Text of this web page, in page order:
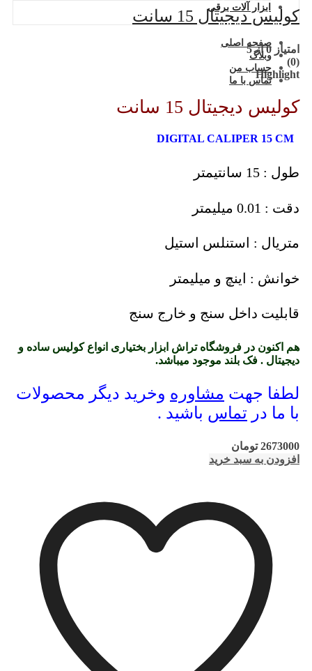
ابزار آلات برقی
صفحه اصلی
وبلاگ
حساب من
تماس با ما
کولیس دیجیتال 15 سانت
امتیاز 0از 5
(0)
Highlight
کولیس دیجیتال 15 سانت
طول : 15 سانتیمتر
دقت : 0.01 میلیمتر
متریال : استنلس استیل
خوانش : اینچ و میلیمتر
قابلیت داخل سنج و خارج سنج
هم اکنون در فروشگاه تراش ابزار بختیاری انواع کولیس ساده و
دیجیتال . فک بلند موجود میباشد.
لطفا جهت مشاوره وخرید دیگر محصولات
با ما در تماس باشید .
2673000 تومان
افزودن به سبد خرید